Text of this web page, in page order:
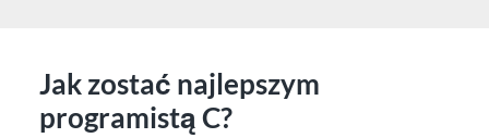
Jak zostać najlepszym
programistą C?